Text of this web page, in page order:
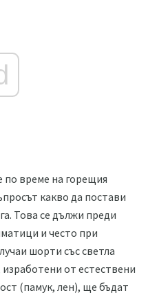
по време на горещия
какво да постави
Това се дължи преди
и често при
шорти със светла
от естествени
(памук, лен), ще бъдат